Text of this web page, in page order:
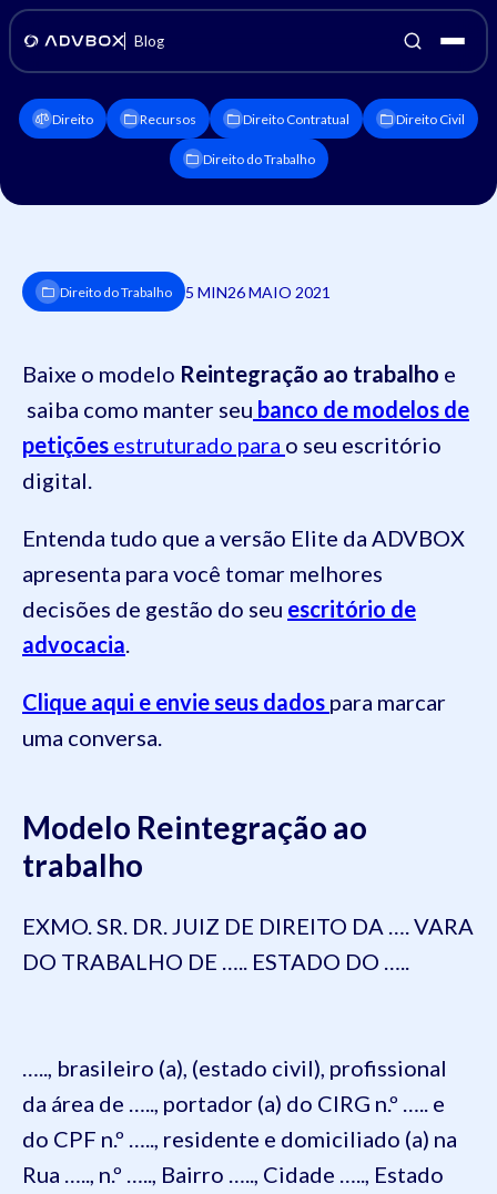
Blog
Direito Recursos Direito Contratual Direito Civil
Direito do Trabalho
Direito do Trabalho 5 MIN26 MAIO 2021
Baixe o modelo Reintegração ao trabalho e
saiba como manter seu banco de modelos de
petições estruturado para o seu escritório
digital.
Entenda tudo que a versão Elite da ADVBOX
apresenta para você tomar melhores
decisões de gestão do seu escritório de
advocacia.
Clique aqui e envie seus dados para marcar
uma conversa.
Modelo Reintegração ao
trabalho
EXMO. SR. DR. JUIZ DE DIREITO DA …. VARA
DO TRABALHO DE ….. ESTADO DO …..
….., brasileiro (a), (estado civil), profissional
da área de ….., portador (a) do CIRG n.º ….. e
do CPF n.º ….., residente e domiciliado (a) na
Rua ….., n.º ….., Bairro ….., Cidade ….., Estado